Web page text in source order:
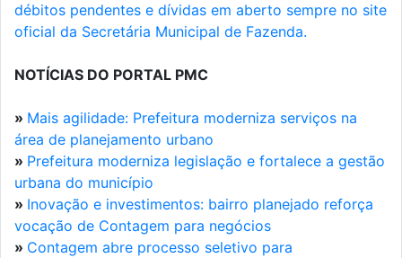
débitos pendentes e dívidas em aberto sempre no site
oficial da Secretária Municipal de Fazenda.
NOTÍCIAS DO PORTAL PMC
» Mais agilidade: Prefeitura moderniza serviços na
área de planejamento urbano
» Prefeitura moderniza legislação e fortalece a gestão
urbana do município
» Inovação e investimentos: bairro planejado reforça
vocação de Contagem para negócios
» Contagem abre processo seletivo para